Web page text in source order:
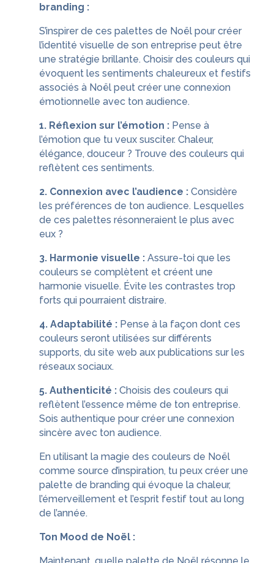
branding :
S’inspirer de ces palettes de Noël pour créer
l’identité visuelle de son entreprise peut être
une stratégie brillante. Choisir des couleurs qui
évoquent les sentiments chaleureux et festifs
associés à Noël peut créer une connexion
émotionnelle avec ton audience.
1. Réflexion sur l’émotion :Pense à
l’émotion que tu veux susciter. Chaleur,
élégance, douceur ? Trouve des couleurs qui
reflètent ces sentiments.
2. Connexion avec l’audience :Considère
les préférences de ton audience. Lesquelles
de ces palettes résonneraient le plus avec
eux ?
3. Harmonie visuelle :Assure-toi que les
couleurs se complètent et créent une
harmonie visuelle. Évite les contrastes trop
forts qui pourraient distraire.
4. Adaptabilité :Pense à la façon dont ces
couleurs seront utilisées sur différents
supports, du site web aux publications sur les
réseaux sociaux.
5. Authenticité :Choisis des couleurs qui
reflètent l’essence même de ton entreprise.
Sois authentique pour créer une connexion
sincère avec ton audience.
En utilisant la magie des couleurs de Noël
comme source d’inspiration, tu peux créer une
palette de branding qui évoque la chaleur,
l’émerveillement et l’esprit festif tout au long
de l’année.
Ton Mood de Noël :